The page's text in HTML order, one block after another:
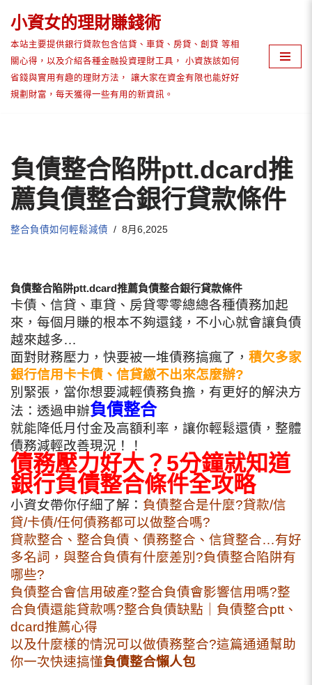
Skip
to
content
小資女的理財賺錢術
本站主要提供銀行貸款包含信貸、車貸、房貸、創貸 等相
關心得，以及介紹各種金融投資理財工具， 小資族該如何
省錢與實用有趣的理財方法， 讓大家在資金有限也能好好
規劃財富，每天獲得一些有用的新資訊。
負債整合陷阱ptt.dcard推
薦負債整合銀行貸款條件
整合負債如何輕鬆減債 8月6,2025
負債整合陷阱ptt.dcard推薦負債整合銀行貸款條件
卡債、信貸、車貸、房貸零零總總各種債務加起
來，每個月賺的根本不夠還錢，不小心就會讓負債
越來越多…
面對財務壓力，快要被一堆債務搞瘋了， 積欠多家
銀行信用卡卡債、信貸繳不出來怎麼辦?
別緊張，當你想要減輕債務負擔，有更好的解決方
法：透過申辦負債整合
就能降低月付金及高額利率，讓你輕鬆還債，整體
債務減輕改善現況！！
債務壓力好大？5分鐘就知道
銀行負債整合條件全攻略
小資女帶你仔細了解： 負債整合是什麼?貸款/信
貸/卡債/任何債務都可以做整合嗎?
貸款整合、整合負債、債務整合、信貸整合…有好
多名詞，與整合負債有什麼差別?負債整合陷阱有
哪些?
負債整合會信用破產?整合負債會影響信用嗎?整
合負債還能貸款嗎?整合負債缺點｜負債整合ptt、
dcard推薦心得
以及什麼樣的情況可以做債務整合?這篇通通幫助
你一次快速搞懂負債整合懶人包